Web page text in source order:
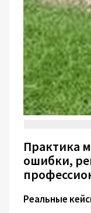
Практика
ошибки,
Реальные